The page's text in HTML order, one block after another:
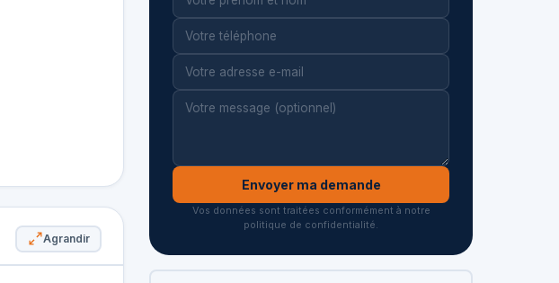
Agrandir
Envoyer ma demande
Vos données sont traitées conformément à notre
politique de confidentialité.